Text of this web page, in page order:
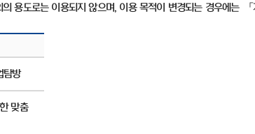
용도로는 이용되지 않으며, 이용 목적이 변경되는 경우에는
탐방
맞춤